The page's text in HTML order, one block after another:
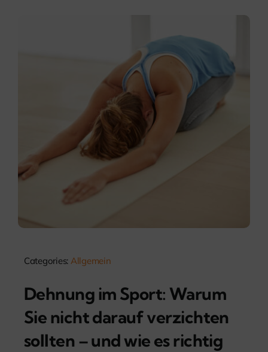
Categories: Allgemein
Dehnung im Sport: Warum
Sie nicht darauf verzichten
sollten – und wie es richtig